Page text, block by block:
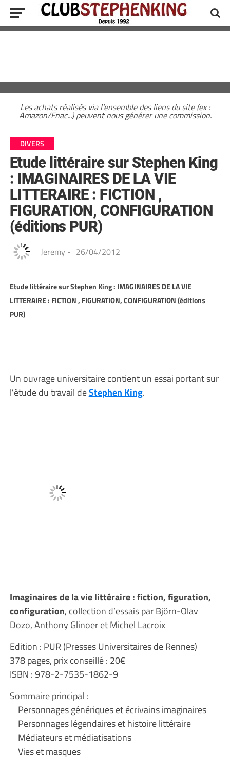
Les achats réalisés via l'ensemble des liens du site (ex :
Amazon/Fnac...) peuvent nous générer une commission.
DIVERS
Etude littéraire sur Stephen King
: IMAGINAIRES DE LA VIE
LITTERAIRE : FICTION ,
FIGURATION, CONFIGURATION
(éditions PUR)
Jeremy - 26/04/2012
Etude littéraire sur Stephen King : IMAGINAIRES DE LA VIE
LITTERAIRE : FICTION , FIGURATION, CONFIGURATION (éditions
PUR)
Un ouvrage universitaire contient un essai portant sur
l’étude du travail deStephen King.
Imaginaires de la vie littéraire : fiction, figuration,
configuration, collection d’essais par Björn-Olav
Dozo, Anthony Glinoer et Michel Lacroix
Edition : PUR (Presses Universitaires de Rennes)
378 pages, prix conseillé : 20€
ISBN : 978-2-7535-1862-9
Sommaire principal :
Personnages génériques et écrivains imaginaires
Personnages légendaires et histoire littéraire
Médiateurs et médiatisations
Vies et masques